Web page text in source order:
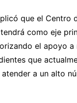
que el Centro
como eje
el apoyo a
que
a un alto